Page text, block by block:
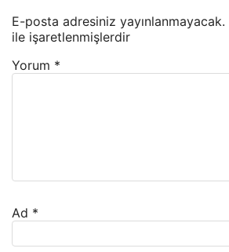
E-posta adresiniz yayınlanmayacak.
ile işaretlenmişlerdir
Yorum *
Ad *